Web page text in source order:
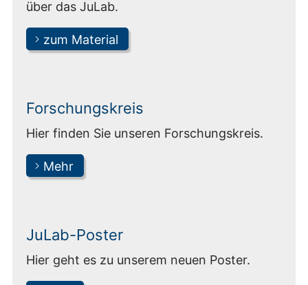
über das JuLab.
zum Material
Forschungskreis
Hier finden Sie unseren Forschungskreis.
Mehr
JuLab-Poster
Hier geht es zu unserem neuen Poster.